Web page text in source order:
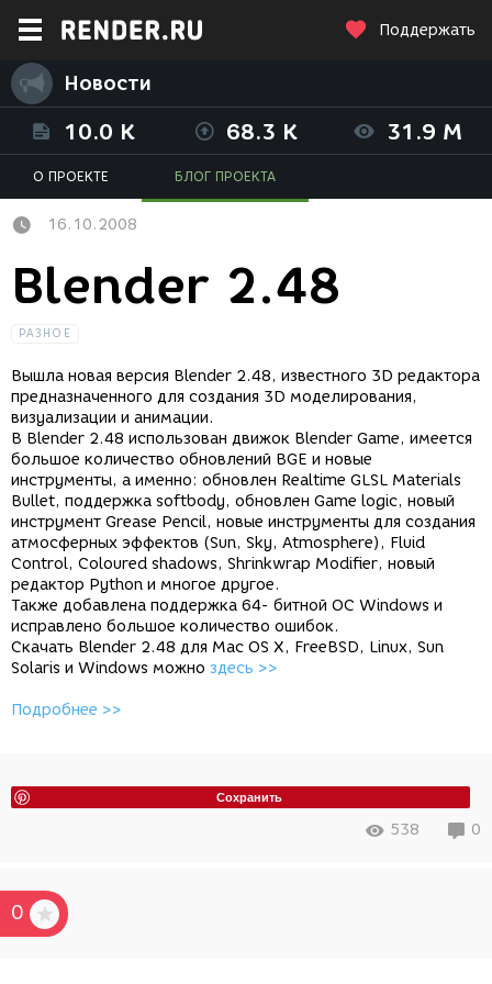
Поддержать
Новости
10.0 K 68.3 K 31.9 M
О ПРОЕКТЕ БЛОГ ПРОЕКТА
16.10.2008
Blender 2.48
РАЗНОЕ
Вышла новая версия Blender 2.48, известного 3D редактора
предназначенного для создания 3D моделирования,
визуализации и анимации.
В Blender 2.48 использован движок Blender Game, имеется
большое количество обновлений BGE и новые
инструменты, а именно: обновлен Realtime GLSL Materials
Bullet, поддержка softbody, обновлен Game logic, новый
инструмент Grease Pencil, новые инструменты для создания
атмосферных эффектов (Sun, Sky, Atmosphere), Fluid
Control, Coloured shadows, Shrinkwrap Modifier, новый
редактор Python и многое другое.
Также добавлена поддержка 64- битной ОС Windows и
исправлено большое количество ошибок.
Скачать Blender 2.48 для Mac OS X, FreeBSD, Linux, Sun
Solaris и Windows можно здесь >>
Подробнее >>
Сохранить
538 0
0